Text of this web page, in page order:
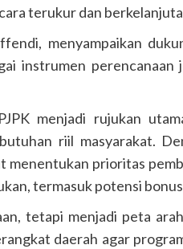
terukur dan
menyampaikan
instrumen perencanaan
menjadi rujukan
riil masyarakat.
menentukan prioritas
termasuk potensi
tetapi menjadi peta
daerah agar